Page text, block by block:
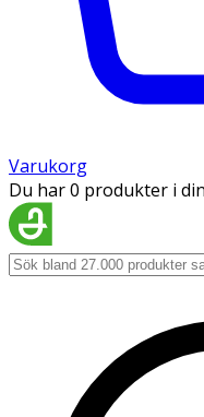
Varukorg
Du har 0 produkter i